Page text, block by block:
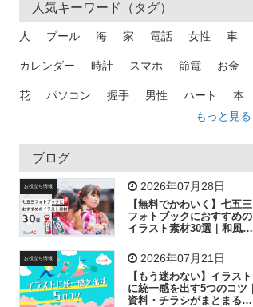
人気キーワード（タグ）
人 プール 海 家 電話 女性 車
カレンダー 時計 スマホ 節電 お金
花 パソコン 握手 男性 ハート 本
トラック 木
吹き出し
飛行機 グラフ ビル 魚 家族 書類
歩く 工場 会社 太陽 キラキラ
子供 作業員 相談 ピクトグラム
もっと見る
ブログ
お役立ち情報 2026年07月28日
【無料でかわいく】七五三
フォトブックにおすすめの
イラスト素材30選｜和風の
お役立ち情報 2026年07月21日
【もう迷わない】イラスト
に統一感を出す5つのコツ｜
資料・チラシがまとまるフ